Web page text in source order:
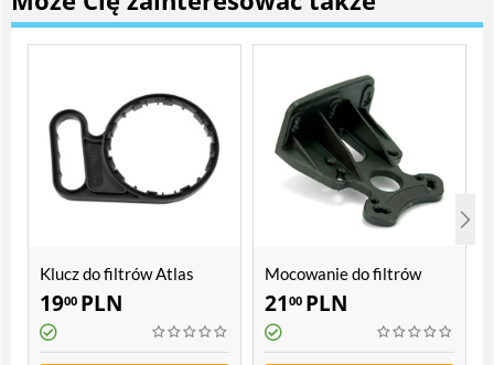
Klucz do filtrów Atlas
Filtri SX, BX
1900 PLN
Mocowanie do filtrów
Atlas Filtri SX, BX, Sanic,
Hydra
21 00 PLN